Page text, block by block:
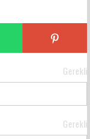
Gerekli
Gerekli